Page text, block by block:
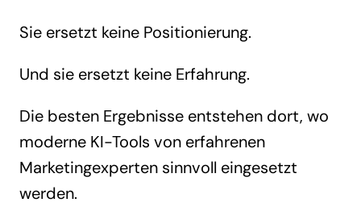
Sie ersetzt keine Positionierung.
Und sie ersetzt keine Erfahrung.
Die besten Ergebnisse entstehen dort, wo
moderne KI-Tools von erfahrenen
Marketingexperten sinnvoll eingesetzt
werden.